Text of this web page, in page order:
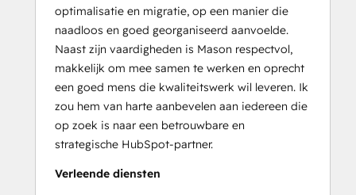
optimalisatie en migratie, op een manier die
naadloos en goed georganiseerd aanvoelde.
Naast zijn vaardigheden is Mason respectvol,
makkelijk om mee samen te werken en oprecht
een goed mens die kwaliteitswerk wil leveren. Ik
zou hem van harte aanbevelen aan iedereen die
op zoek is naar een betrouwbare en
strategische HubSpot-partner.
Verleende diensten